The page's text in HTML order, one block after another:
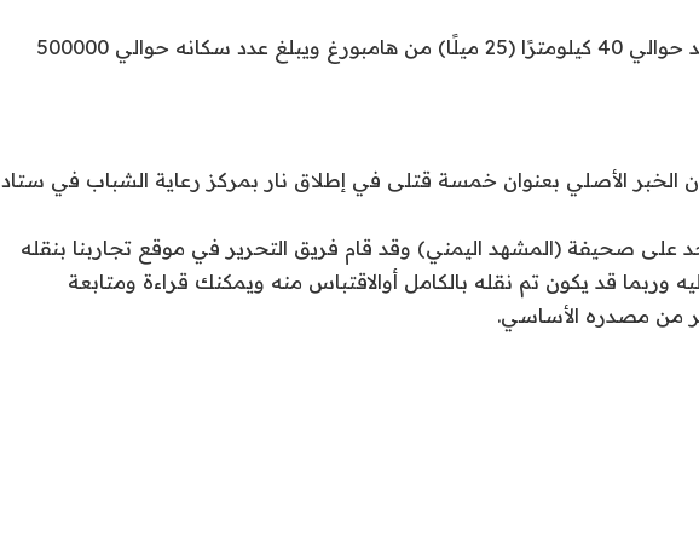
يقع Stade على بعد حوالي 40 كيلومترًا (25 ميلًا) من هامبورغ ويبلغ عدد سكانه حوالي 500000
الخبر الأصلي بعنوان خمسة قتلى في إطلاق نار بمركز رعاية الشباب في ستاد
على صحيفة (المشهد اليمني) وقد قام فريق التحرير في موقع تجاربنا بنقله
وربما قد يكون تم نقله بالكامل أوالاقتباس منه ويمكنك قراءة ومتابعة
من مصدره الأساسي.